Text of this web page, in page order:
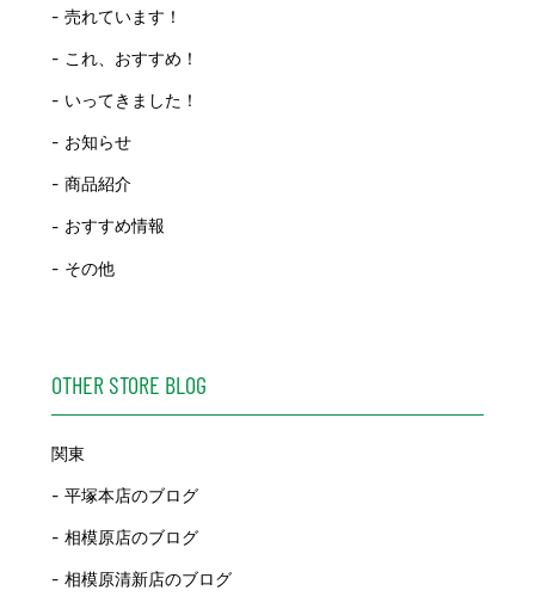
売れています！
これ、おすすめ！
いってきました！
お知らせ
商品紹介
おすすめ情報
その他
OTHER STORE BLOG
関東
平塚本店のブログ
相模原店のブログ
相模原清新店のブログ